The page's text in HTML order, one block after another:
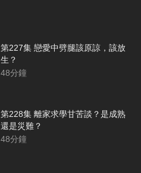
第227集 戀愛中劈腿該原諒，該放
生？
48分鐘
第228集 離家求學甘苦談？是成熟
還是災難？
48分鐘